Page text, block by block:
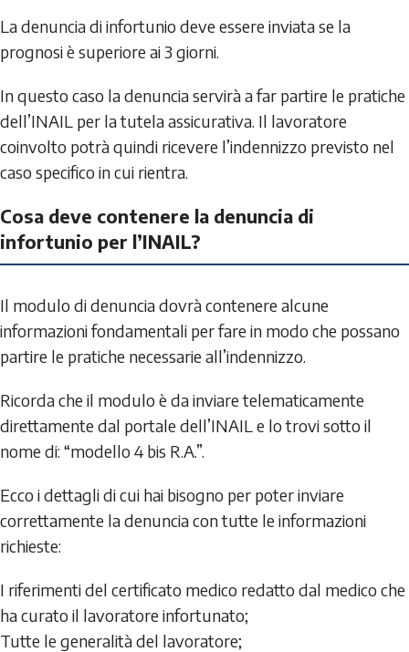
La denuncia di infortunio deve essere inviata se la
prognosi è superiore ai 3 giorni.
In questo caso la denuncia servirà a far partire le pratiche
dell’INAIL per la tutela assicurativa. Il lavoratore
coinvolto potrà quindi ricevere l’indennizzo previsto nel
caso specifico in cui rientra.
Cosa deve contenere la denuncia di
infortunio per l’INAIL?
Il modulo di denuncia dovrà contenere alcune
informazioni fondamentali per fare in modo che possano
partire le pratiche necessarie all’indennizzo.
Ricorda che il modulo è da inviare telematicamente
direttamente dal portale dell’INAIL e lo trovi sotto il
nome di: “modello 4 bis R.A.”.
Ecco i dettagli di cui hai bisogno per poter inviare
correttamente la denuncia con tutte le informazioni
richieste:
I riferimenti del certificato medico redatto dal medico che
ha curato il lavoratore infortunato;
Tutte le generalità del lavoratore;